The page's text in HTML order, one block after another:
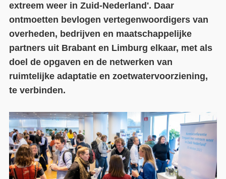
extreem weer in Zuid-Nederland'. Daar
ontmoetten bevlogen vertegenwoordigers van
overheden, bedrijven en maatschappelijke
partners uit Brabant en Limburg elkaar, met als
doel de opgaven en de netwerken van
ruimtelijke adaptatie en zoetwatervoorziening,
te verbinden.
Contact
Over ons
LIFE-IP Klimaatadaptatie
Weerbaar Dommelland